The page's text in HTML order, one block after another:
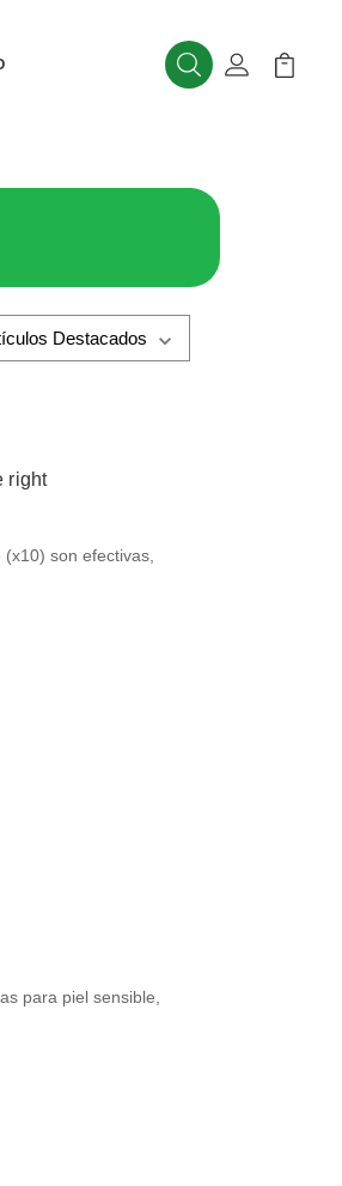
BuscarMi Cuenta
Mi
right
son efectivas,
para piel sensible,